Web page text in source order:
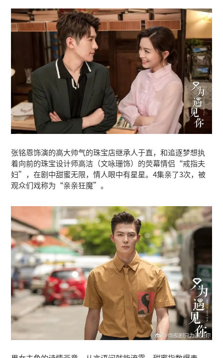
张铭恩饰演的高大帅气的珠宝店继承人于直，和追逐梦想执
着向前的珠宝设计师高洁（文咏珊饰）的荧幕情侣“戒指夫
妇”，在剧中甜蜜无限，情人眼中有星星。4集亲了3次，被
观众们戏称为“亲亲狂魔”。